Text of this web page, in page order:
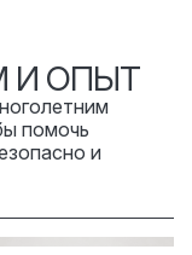
выносливость)
детей
(Стаж: 3
введении в
И ОПЫТ
помочь
и